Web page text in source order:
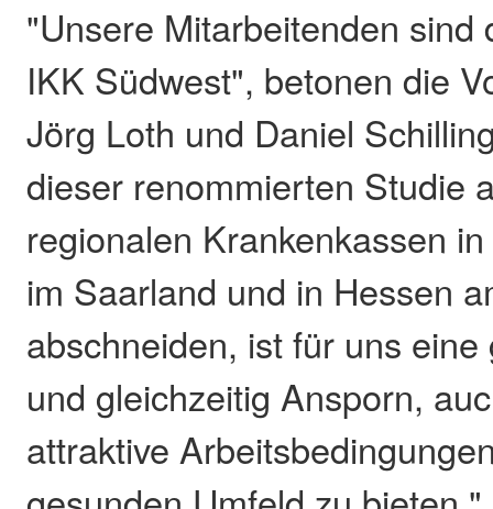
"Unsere Mitarbeitenden sind
IKK Südwest", betonen die
Jörg Loth und Daniel
dieser renommierten Studie
regionalen Krankenkassen
im Saarland und in Hessen
abschneiden, ist für uns
und gleichzeitig Ansporn,
attraktive